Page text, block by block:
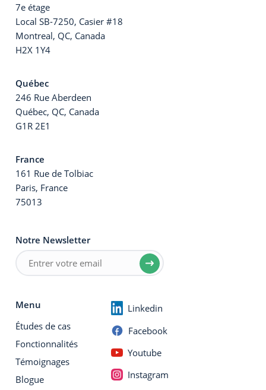
7e étage
Local SB-7250, Casier #18
Montreal, QC, Canada
H2X 1Y4
Québec
246 Rue Aberdeen
Québec, QC, Canada
G1R 2E1
France
161 Rue de Tolbiac
Paris, France
75013
Notre Newsletter
Menu
Études de cas
Fonctionnalités
Témoignages
Blogue
Linkedin
Facebook
Youtube
Instagram